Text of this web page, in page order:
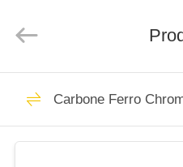
MAISON
PRODUITS
Copyright
ferroalloymetal.com.
Reserved.
Métal
Carbone Ferro